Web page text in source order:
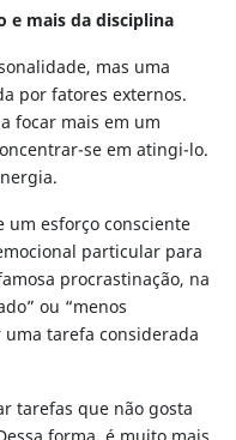
e mais da disciplina
mas uma
por fatores externos.
focar mais em um
se em atingi-lo.
um esforço consciente
particular para
procrastinação, na
ou “menos
uma tarefa considerada
tarefas que não gosta